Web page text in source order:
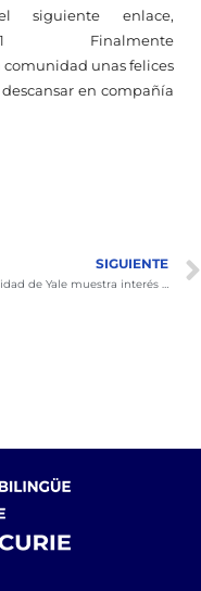
siguiente enlace,
Finalmente
comunidad unas felices
en compañía
SIGUIENTE